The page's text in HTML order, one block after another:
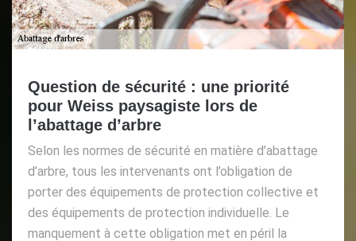
Question de sécurité : une priorité
pour Weiss paysagiste lors de
l’abattage d’arbre
Selon les normes de sécurité en matière d’abattage
d’arbre, tous les intervenants ont l’obligation de
porter des équipements de protection collective et
des équipements de protection individuelle. Le
manquement à cette obligation met en péril la